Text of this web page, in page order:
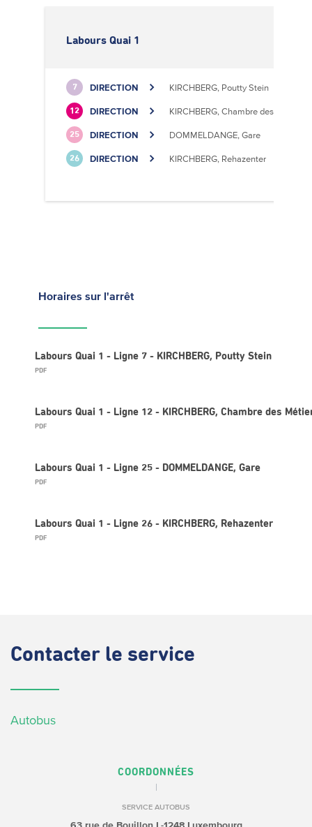
Labours Quai 1
7 DIRECTION KIRCHBERG, Poutty Stein
12 DIRECTION KIRCHBERG, Chambre des Métiers
25 DIRECTION DOMMELDANGE, Gare
26 DIRECTION KIRCHBERG, Rehazenter
Horaires sur l'arrêt
Labours Quai 1 - Ligne 7 - KIRCHBERG, Poutty Stein
PDF
Labours Quai 1 - Ligne 12 - KIRCHBERG, Chambre des
PDF
Labours Quai 1 - Ligne 25 - DOMMELDANGE, Gare
PDF
Labours Quai 1 - Ligne 26 - KIRCHBERG, Rehazenter
PDF
Contacter le service
Autobus
COORDONNÉES
SERVICE AUTOBUS